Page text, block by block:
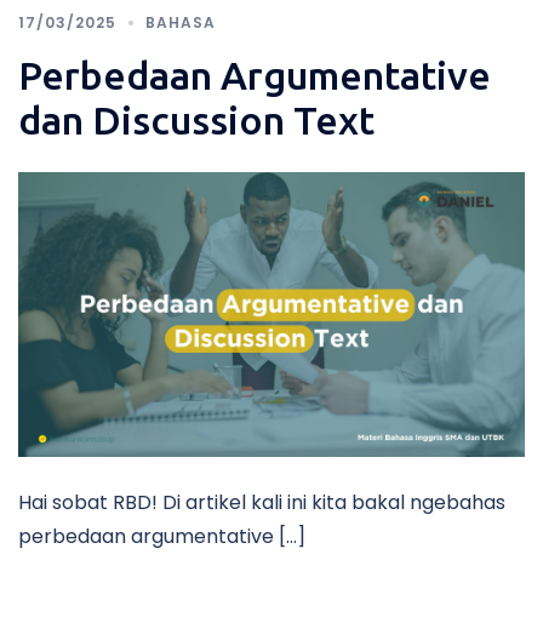
17/03/2025 BAHASA
Perbedaan Argumentative
dan Discussion Text
Hai sobat RBD! Di artikel kali ini kita bakal ngebahas
perbedaan argumentative […]